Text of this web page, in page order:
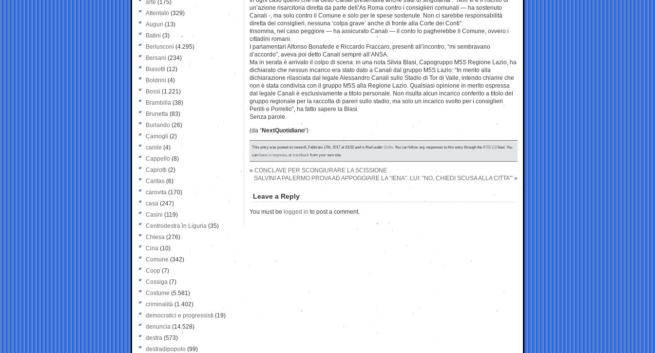
un’azione risarcitoria diretta da parte dell’As Roma contro i consiglieri comunali — ha sostenuto
Canali -, ma solo contro il Comune e solo per le spese sostenute. Non ci sarebbe responsabilità
diretta dei consiglieri, nessuna ‘colpa grave’ anche di fronte alla Corte dei Conti”.
Insomma, nel caso peggiore — ha assicurato Canali — il conto lo pagherebbe il Comune, ovvero i
cittadini romani.
I parlamentari Alfonso Bonafede e Riccardo Fraccaro, presenti all’incontro, “mi sembravano
d’accordo”, aveva poi detto Canali sempre all’ANSA.
Ma in serata è arrivato il colpo di scena: in una nota Silvia Blasi, Capogruppo M5S Regione Lazio, ha
dichiarato che nessun incarico era stato dato a Canali dal gruppo M5S Lazio: “In merito alla
dichiarazione rilasciata dal legale Alessandro Canali sullo Stadio di Tor di Valle, intendo chiarire che
non è stata condivisa con il gruppo M5S alla Regione Lazio. Qualsiasi opinione in merito espressa
dal legale Canali è esclusivamente a titolo personale. Non risulta alcun incarico conferito a titolo del
gruppo regionale per la raccolta di pareri sullo stadio, ma solo un incarico svolto per i consiglieri
Perilli e Porrello”, ha fatto sapere la Blasi.
Senza parole.
(da “NextQuotidiano“)
This entry was posted on venerdì, Febbraio 17th, 2017 at 23:02 and is filed underGrillo. You can follow any responses to this entry through theRSS 2.0feed. You
canleave a response, ortrackbackfrom your own site.
« CONCLAVE PER SCONGIURARE LA SCISSIONE
SALVINI A PALERMO PROVA AD APPOGGIARE LA “IENA”. LUI: “NO, CHIEDI SCUSA ALLA CITTA'” »
Leave a Reply
You must be logged in to post a comment.
arte (175)
Attentato (329)
Auguri (13)
Batini (3)
Berlusconi (4.295)
Bersani (234)
Biasotti (12)
Boldrini (4)
Bossi (1.221)
Brambilla (38)
Brunetta (83)
Burlando (26)
Camogli (2)
canile (4)
Cappello (8)
Caprotti (2)
Caritas (6)
carovita (170)
casa (247)
Casini (119)
Centrodestra in Liguria (35)
Chiesa (276)
Cina (10)
Comune (342)
Coop (7)
Cossiga (7)
Costume (5.581)
criminalità (1.402)
democratici e progressisti (19)
denuncia (14.528)
destra (573)
destradipopolo (99)